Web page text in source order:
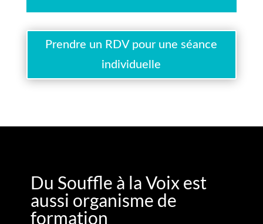
Prendre un RDV pour une séance
individuelle
Du Souffle à la Voix est
aussi organisme de
formation